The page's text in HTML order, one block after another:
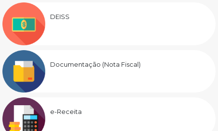
DEISS
Documentação (Nota Fiscal)
e-Receita